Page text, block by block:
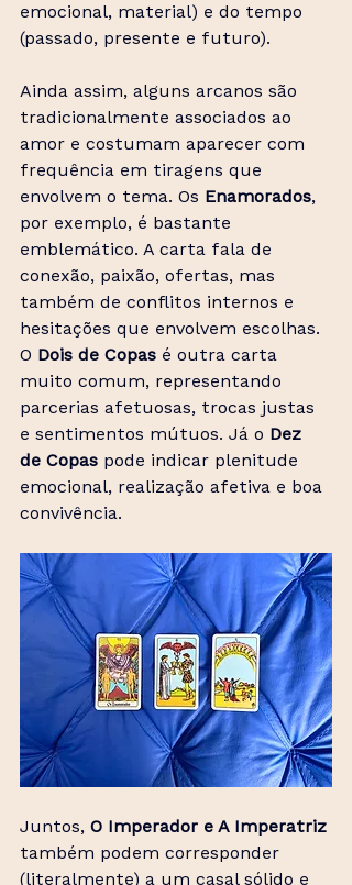
emocional, material) e do tempo
(passado, presente e futuro).
Ainda assim, alguns arcanos são
tradicionalmente associados ao
amor e costumam aparecer com
frequência em tiragens que
envolvem o tema. Os Enamorados,
por exemplo, é bastante
emblemático. A carta fala de
conexão, paixão, ofertas, mas
também de conflitos internos e
hesitações que envolvem escolhas.
O Dois de Copas é outra carta
muito comum, representando
parcerias afetuosas, trocas justas
e sentimentos mútuos. Já o Dez
de Copas pode indicar plenitude
emocional, realização afetiva e boa
convivência.
Juntos, O Imperador e A Imperatriz
também podem corresponder
(literalmente) a um casal sólido e